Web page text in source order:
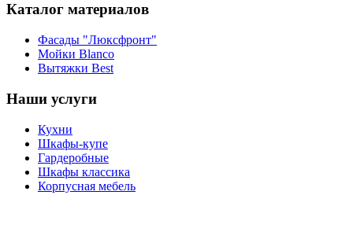
Каталог материалов
Фасады "Люксфронт"
Мойки Blanco
Вытяжки Best
Наши услуги
Кухни
Шкафы-купе
Гардеробные
Шкафы классика
Корпусная мебель